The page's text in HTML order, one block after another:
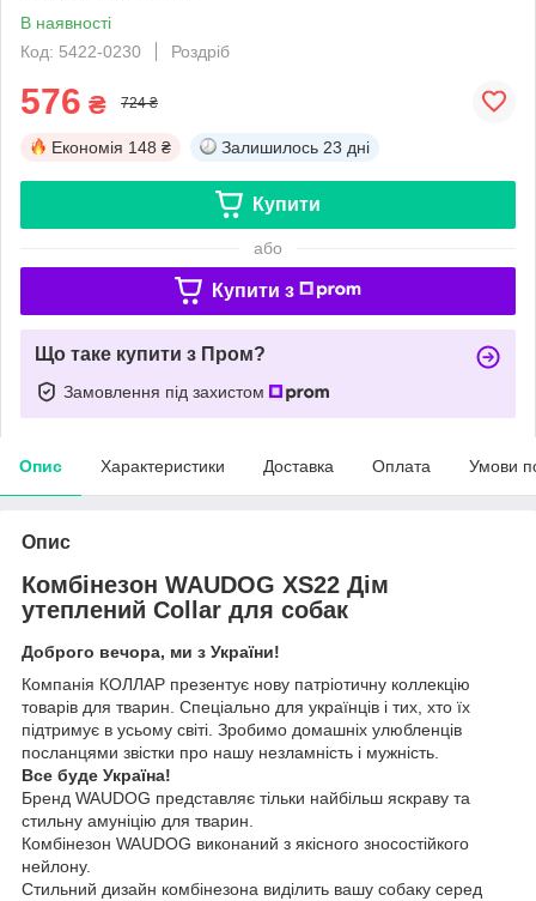
В наявності
Код: 5422-0230
Роздріб
576 ₴ 724 ₴
Економія 148 ₴ Залишилось 23 дні
Купити
або
Купити з
Що таке купити з Пром?
Замовлення під захистом
Опис Характеристики Доставка Оплата Умови
Опис
Комбінезон WAUDOG XS22 Дім
утеплений Collar для собак
Доброго вечора, ми з України!
Компанія КОЛЛАР презентує нову патріотичну коллекцію
товарів для тварин. Спеціально для українців і тих, хто їх
підтримує в усьому світі. Зробимо домашніх улюбленців
посланцями звістки про нашу незламність і мужність.
Все буде Україна!
Бренд WAUDOG представляє тільки найбільш яскраву та
стильну амуніцію для тварин.
Комбінезон WAUDOG виконаний з якісного зносостійкого
нейлону.
Стильний дизайн комбінезона виділить вашу собаку серед